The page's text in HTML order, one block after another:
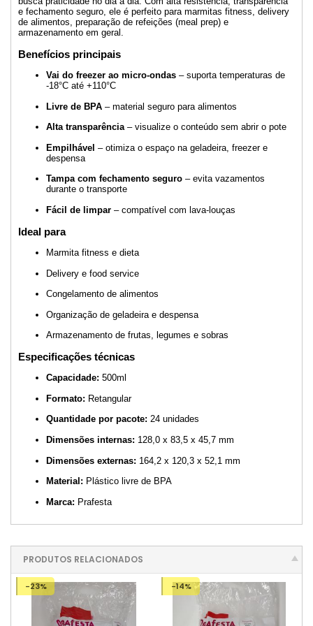
e fechamento seguro, ele é perfeito para marmitas fitness, delivery
de alimentos, preparação de refeições (meal prep) e
armazenamento em geral.
Benefícios principais
Vai do freezer ao micro-ondas – suporta temperaturas de
-18°C até +110°C
Livre de BPA – material seguro para alimentos
Alta transparência– visualize o conteúdo sem abrir o pote
Empilhável – otimiza o espaço na geladeira, freezer e
despensa
Tampa com fechamento seguro – evita vazamentos
durante o transporte
Fácil de limpar – compatível com lava-louças
Ideal para
Marmita fitness e dieta
Delivery e food service
Congelamento de alimentos
Organização de geladeira e despensa
Armazenamento de frutas, legumes e sobras
Especificações técnicas
Capacidade: 500ml
Formato: Retangular
Quantidade por pacote: 24 unidades
Dimensões internas: 128,0 x 83,5 x 45,7 mm
Dimensões externas: 164,2 x 120,3 x 52,1 mm
Material: Plástico livre de BPA
Marca: Prafesta
PRODUTOS RELACIONADOS
-23% -14%